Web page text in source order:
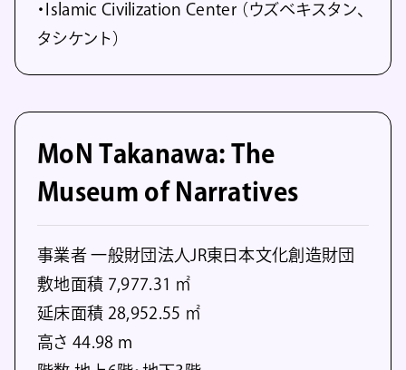
・Islamic Civilization Center （ウズベキスタン、
タシケント）
MoN Takanawa: The
Museum of Narratives
事業者 一般財団法人JR東日本文化創造財団
敷地面積 7,977.31 ㎡
延床面積 28,952.55 ㎡
高さ 44.98 m